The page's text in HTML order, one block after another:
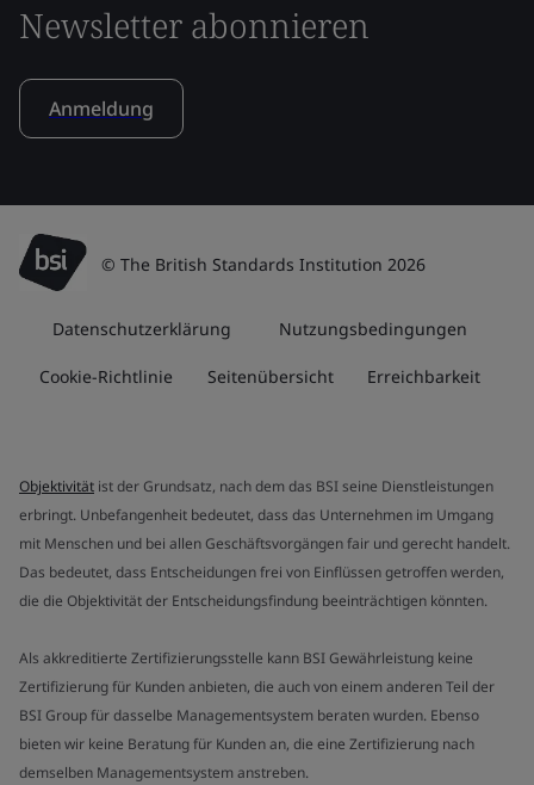
Newsletter abonnieren
Anmeldung
© The British Standards Institution 2026
Datenschutzerklärung Nutzungsbedingungen
Cookie-Richtlinie Seitenübersicht Erreichbarkeit
Objektivität ist der Grundsatz, nach dem das BSI seine Dienstleistungen
erbringt. Unbefangenheit bedeutet, dass das Unternehmen im Umgang
mit Menschen und bei allen Geschäftsvorgängen fair und gerecht handelt.
Das bedeutet, dass Entscheidungen frei von Einflüssen getroffen werden,
die die Objektivität der Entscheidungsfindung beeinträchtigen könnten.
Als akkreditierte Zertifizierungsstelle kann BSI Gewährleistung keine
Zertifizierung für Kunden anbieten, die auch von einem anderen Teil der
BSI Group für dasselbe Managementsystem beraten wurden. Ebenso
bieten wir keine Beratung für Kunden an, die eine Zertifizierung nach
demselben Managementsystem anstreben.